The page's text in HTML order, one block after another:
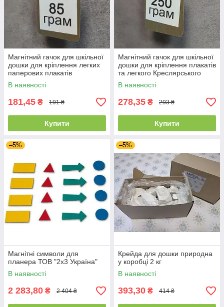
Магнітний гачок для шкільної
дошки для кріплення легких
паперових плакатів
В наявності
181,45 ₴ 191 ₴
Купити
Магнітний гачок для шкільної
дошки для кріплення плакатів
та легкого Креслярського
приладдя
В наявності
278,35 ₴ 293 ₴
Купити
–5%
Магнітні символи для
планера ТОВ "2х3 Україна"
В наявності
2 283,80 ₴ 2 404 ₴
–5%
Крейда для дошки природна
у коробці 2 кг
В наявності
393,30 ₴ 414 ₴